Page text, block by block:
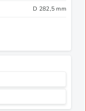
D 282,5 mm